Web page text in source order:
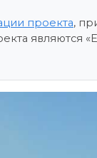
проекта,
являются